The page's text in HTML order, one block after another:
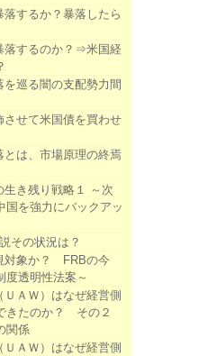
落するか？暴落したら
落するのか？⇒米国経
を巡る闇の支配勢力間
させて米国債を買わせ
とは、市場原理の終焉
生き残り戦略１ ～次
国を強力にバックアッ
その状況は？
対象か？ FRBの今
透明性法案～
ＡＷ）はなぜ経営側
きたのか？ その２
関係
ＡＷ）はなぜ経営側